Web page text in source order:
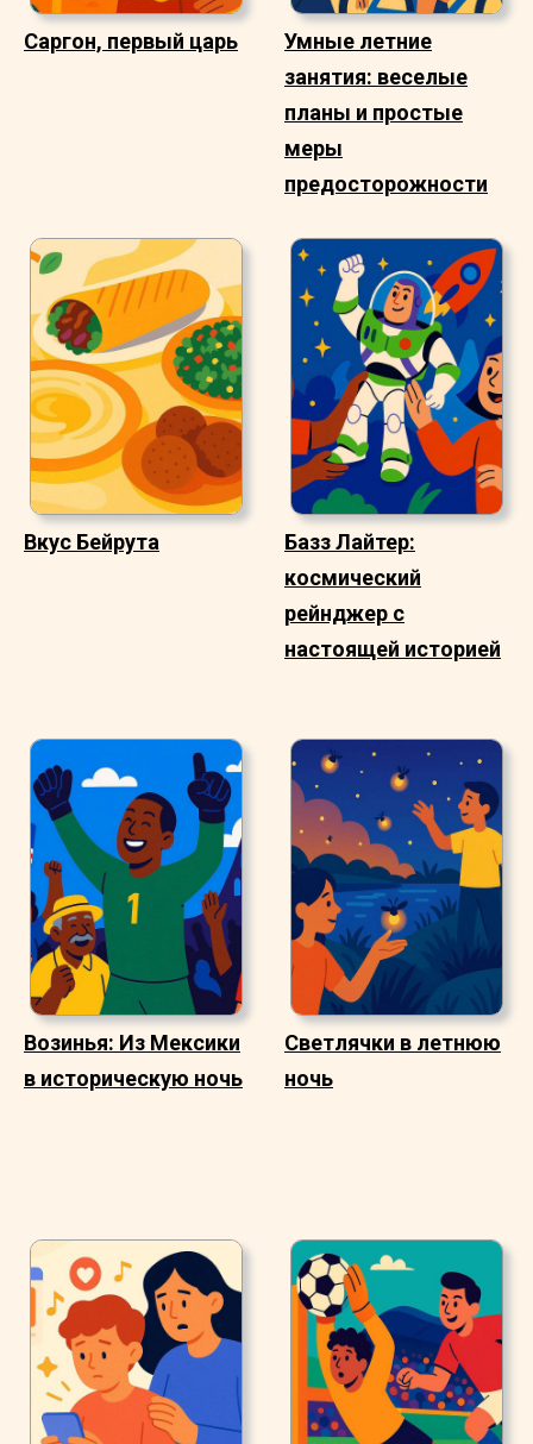
Саргон, первый царь
Умные летние
занятия: веселые
планы и простые
меры
предосторожности
Вкус Бейрута
Базз Лайтер:
космический
рейнджер с
настоящей историей
Возинья: Из Мексики
в историческую ночь
Светлячки в летнюю
ночь